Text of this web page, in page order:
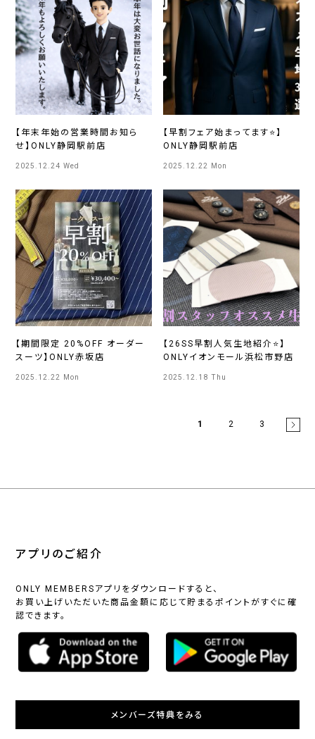
【年末年始の営業時間お知ら
せ】ONLY静岡駅前店
2025.12.24 Wed
【早割フェア始まってます⭐】
ONLY静岡駅前店
2025.12.22 Mon
【期間限定 20%OFF オーダー
スーツ】ONLY赤坂店
2025.12.22 Mon
【26SS早割人気生地紹介⭐】
ONLYイオンモール浜松市野店
2025.12.18 Thu
1 2 3
アプリのご紹介
ONLY MEMBERSアプリをダウンロードすると、
お買い上げいただいた商品金額に応じて貯まるポイントがすぐに確
認できます。
メンバーズ特典をみる